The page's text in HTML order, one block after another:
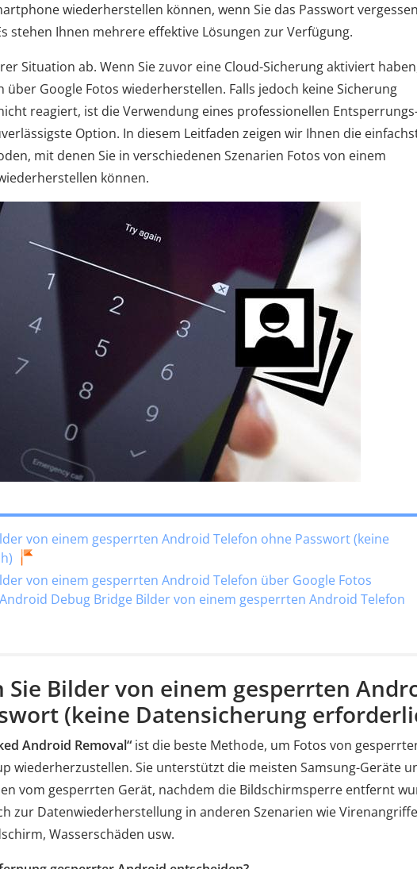
wiederherstellen können, wenn Sie das Passwort vergessen
stehen Ihnen mehrere effektive Lösungen zur Verfügung.
Situation ab. Wenn Sie zuvor eine Cloud-Sicherung aktiviert
über Google Fotos wiederherstellen. Falls jedoch keine Sicherung
reagiert, ist die Verwendung eines professionellen
Option. In diesem Leitfaden zeigen wir Ihnen die
mit denen Sie in verschiedenen Szenarien Fotos von einem
können.
von einem gesperrten Android Telefon ohne Passwort (keine
von einem gesperrten Android Telefon über Google Fotos
Debug Bridge Bilder von einem gesperrten Android Telefon
Sie Bilder von einem gesperrten
(keine Datensicherung
Android Removal“ ist die beste Methode, um Fotos von
wiederherzustellen. Sie unterstützt die meisten Samsung-Geräte
vom gesperrten Gerät, nachdem die Bildschirmsperre entfernt
zur Datenwiederherstellung in anderen Szenarien wie
Wasserschäden usw.